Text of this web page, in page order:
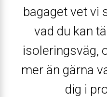
bagaget vet vi
vad du kan
isoleringsväg,
mer än gärna
dig i